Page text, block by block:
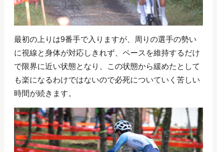
最初の上りは9番手で入りますが、周りの選手の勢い
に視線と身体が対応しきれず、ペースを維持するだけ
で限界に近い状態となり、この状態から緩めたとして
も楽になるわけではないので必死についていく苦しい
時間が続きます。